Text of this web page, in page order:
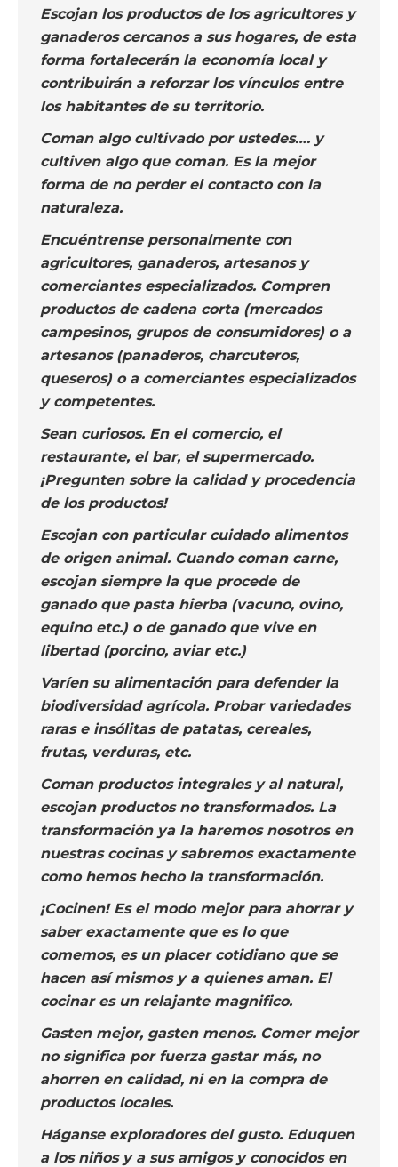
Escojan los productos de los agricultores y
ganaderos cercanos a sus hogares, de esta
forma fortalecerán la economía local y
contribuirán a reforzar los vínculos entre
los habitantes de su territorio.
Coman algo cultivado por ustedes…. y
cultiven algo que coman. Es la mejor
forma de no perder el contacto con la
naturaleza.
Encuéntrense personalmente con
agricultores, ganaderos, artesanos y
comerciantes especializados. Compren
productos de cadena corta (mercados
campesinos, grupos de consumidores) o a
artesanos (panaderos, charcuteros,
queseros) o a comerciantes especializados
y competentes.
Sean curiosos. En el comercio, el
restaurante, el bar, el supermercado.
¡Pregunten sobre la calidad y procedencia
de los productos!
Escojan con particular cuidado alimentos
de origen animal. Cuando coman carne,
escojan siempre la que procede de
ganado que pasta hierba (vacuno, ovino,
equino etc.) o de ganado que vive en
libertad (porcino, aviar etc.)
Varíen su alimentación para defender la
biodiversidad agrícola. Probar variedades
raras e insólitas de patatas, cereales,
frutas, verduras, etc.
Coman productos integrales y al natural,
escojan productos no transformados. La
transformación ya la haremos nosotros en
nuestras cocinas y sabremos exactamente
como hemos hecho la transformación.
¡Cocinen! Es el modo mejor para ahorrar y
saber exactamente que es lo que
comemos, es un placer cotidiano que se
hacen así mismos y a quienes aman. El
cocinar es un relajante magnifico.
Gasten mejor, gasten menos. Comer mejor
no significa por fuerza gastar más, no
ahorren en calidad, ni en la compra de
productos locales.
Háganse exploradores del gusto. Eduquen
a los niños y a sus amigos y conocidos en